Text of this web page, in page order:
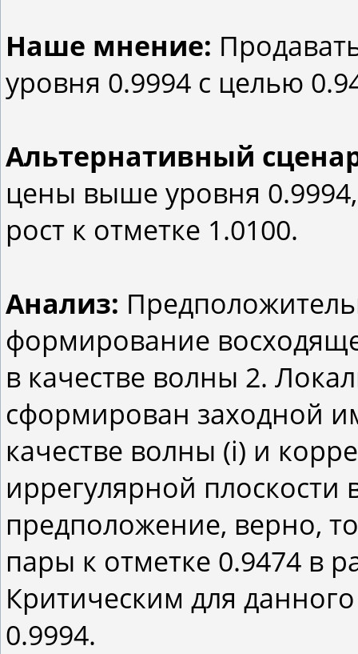
Наше мнение:
уровня 0.9994 с целью
Альтернативный
цены выше уровня
рост к отметке 1.0100.
Анализ:
формирование
в качестве волны 2.
сформирован заходной
качестве волны (i) и
иррегулярной плоскости
предположение, верно,
пары к отметке 0.9474 в
Критическим для
0.9994.